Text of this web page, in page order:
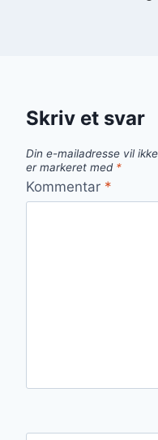
Skriv et svar
Din e-mailadresse vil
er markeret med *
Kommentar *